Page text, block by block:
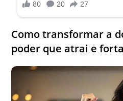
Como transformar a
poder que atrai e